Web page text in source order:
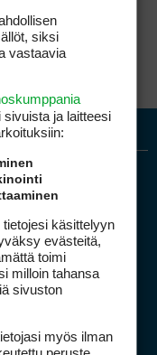
siksi
vastaavia
ja laitteesi
käsittelyyn
evästeitä,
toimi
milloin tahansa
sivuston
myös ilman